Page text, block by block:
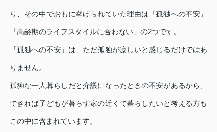
り、その中でおもに挙げられていた理由は「孤独への不安」
「高齢期のライフスタイルに合わない」の2つです。
「孤独への不安」は、ただ孤独が寂しいと感じるだけではあ
りません。
孤独な一人暮らしだと介護になったときの不安があるから、
できれば子どもが暮らす家の近くで暮らしたいと考える方も
この中に含まれています。